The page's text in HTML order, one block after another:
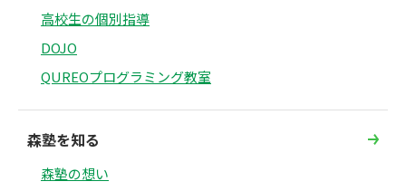
高校生の個別指導
DOJO
QUREOプログラミング教室
森塾を知る
森塾の想い